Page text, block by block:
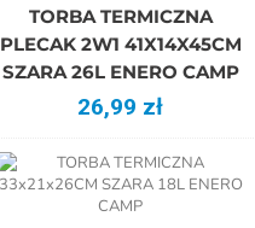
TORBA TERMICZNA
PLECAK 2W1 41X14X45CM
SZARA 26L ENERO CAMP
26,99 zł